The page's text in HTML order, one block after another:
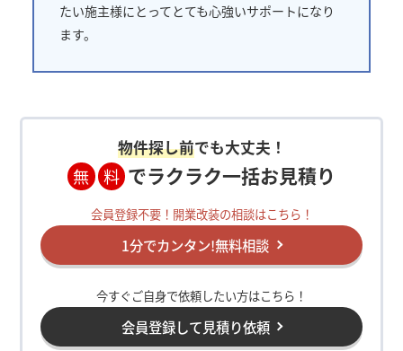
たい施主様にとってとても心強いサポートになり
ます。
物件探し前でも大丈夫！
無 料 でラクラク一括お見積り
会員登録不要！開業改装の相談はこちら！
1分でカンタン!無料相談
今すぐご自身で依頼したい方はこちら！
会員登録して見積り依頼